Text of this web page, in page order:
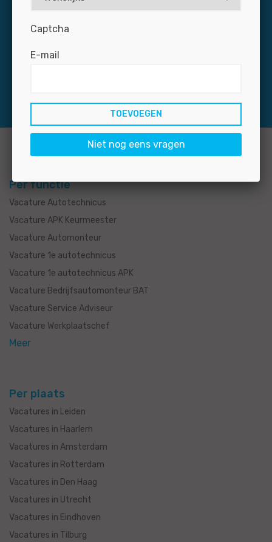
op naar zoek naar een baan in de autobranche. Mis uw
nieuwe medewerker niet: plaats uw vacature snel en
Per functie
Vacature Autotechnicus
Vacature APK Keurmeester
Vacature Automonteur
Vacature 1e autotechnicus
Vacature 1e autotechnicus APK
Vacature Bedrijfsautomonteur BAT
Vacature Service Adviseur
Vacature Werkplaatschef
Meer
Per plaats
Vacatures in Leiden
Vacatures in Haarlem
Vacatures in Amsterdam
Vacatures in Rotterdam
Vacatures in Den Haag
Vacatures in Utrecht
Vacatures in Eindhoven
Vacatures in Tilburg
Captcha
E-mail
Niet nog eens vragen